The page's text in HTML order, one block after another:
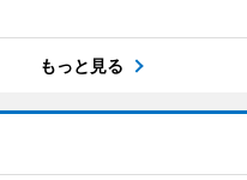
もっと見る